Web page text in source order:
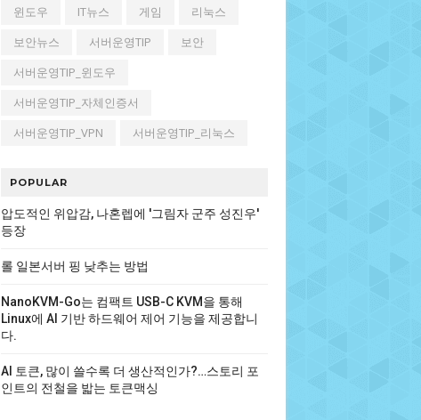
윈도우 IT뉴스 게임
리눅스
보안뉴스
서버운영TIP
보안
서버운영TIP_윈도우
서버운영TIP_자체인증서
서버운영TIP_VPN
서버운영TIP_리눅스
POPULAR
압도적인 위압감, 나혼렙에 '그림자 군주 성진우'
등장
롤 일본서버 핑 낮추는 방법
NanoKVM-Go는 컴팩트 USB-C KVM을 통해
Linux에 AI 기반 하드웨어 제어 기능을 제공합니
다.
AI 토큰, 많이 쓸수록 더 생산적인가?…스토리 포
인트의 전철을 밟는 토큰맥싱